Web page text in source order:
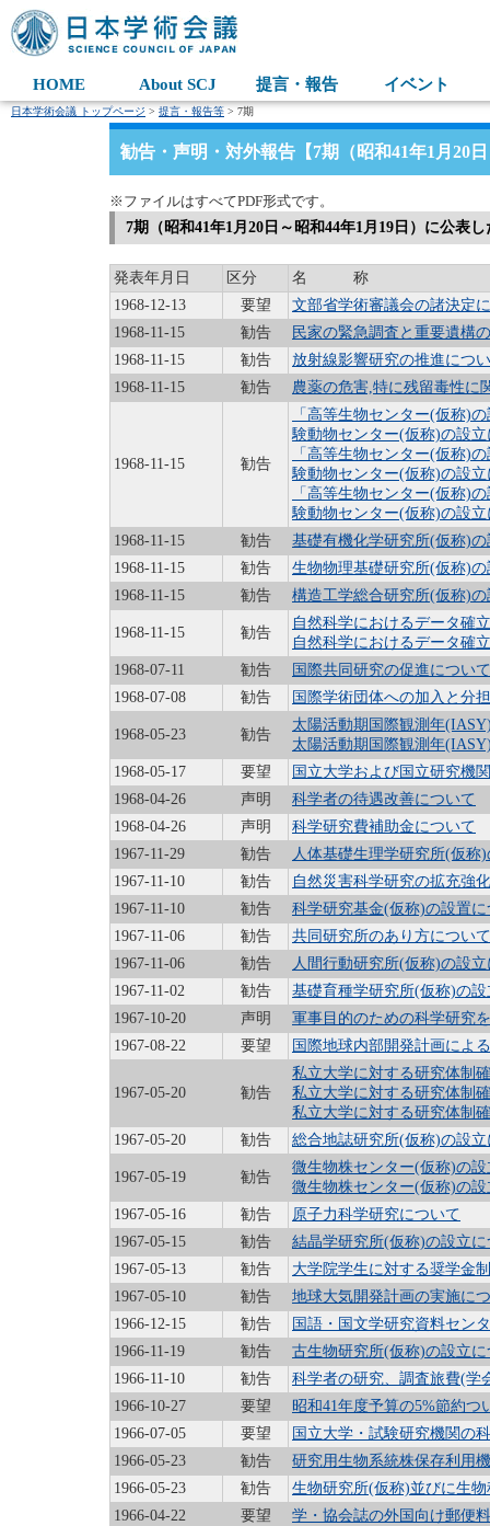
HOME About SCJ 提言・報告 イベント
日本学術会議 トップページ > 提言・報告等 > 7期
勧告・声明・対外報告【7期（昭和41年1月20
※ファイルはすべてPDF形式です。
7期（昭和41年1月20日～昭和44年1月19日）に公表
発表年月日 区分
名 称
1968-12-13
要望
文部省学術審議会の諸決定
1968-11-15
勧告
民家の緊急調査と重要遺構
1968-11-15
勧告
放射線影響研究の推進につ
1968-11-15
勧告 農薬の危害,特に残留毒性に
1968-11-15 勧告
「高等生物センター(仮称)
験動物センター(仮称)の設
「高等生物センター(仮称)
験動物センター(仮称)の設
「高等生物センター(仮称)
験動物センター(仮称)の設
1968-11-15
勧告
基礎有機化学研究所(仮称)
1968-11-15
勧告
生物物理基礎研究所(仮称)
1968-11-15
勧告 構造工学総合研究所(仮称)
1968-11-15 勧告
自然科学におけるデータ確
自然科学におけるデータ確
1968-07-11
勧告
国際共同研究の促進について
1968-07-08
勧告 国際学術団体への加入と分
1968-05-23 勧告
太陽活動期国際観測年
太陽活動期国際観測年
1968-05-17
要望
国立大学および国立研究機
1968-04-26
声明
科学者の待遇改善について
1968-04-26
声明
科学研究費補助金について
1967-11-29
勧告
人体基礎生理学研究所(仮称
1967-11-10
勧告
自然災害科学研究の拡充強
1967-11-10
勧告
科学研究基金(仮称)の設置に
1967-11-06
勧告
共同研究所のあり方について
1967-11-06
勧告
人間行動研究所(仮称)の設
1967-11-02
勧告
基礎育種学研究所(仮称)の
1967-10-20
声明
軍事目的のための科学研究
1967-08-22
要望 国際地球内部開発計画によ
1967-05-20 勧告
私立大学に対する研究体制
私立大学に対する研究体制
私立大学に対する研究体制
1967-05-20
勧告 総合地誌研究所(仮称)の設
1967-05-19 勧告
微生物株センター(仮称)の
微生物株センター(仮称)の
1967-05-16
勧告
原子力科学研究について
1967-05-15
勧告
結晶学研究所(仮称)の設立に
1967-05-13
勧告
大学院学生に対する奨学金
1967-05-10
勧告
地球大気開発計画の実施に
1966-12-15
勧告
国語・国文学研究資料セン
1966-11-19
勧告
古生物研究所(仮称)の設立に
1966-11-10
勧告
科学者の研究、調査旅費(学
1966-10-27
要望
昭和41年度予算の5%節約つ
1966-07-05
要望
国立大学・試験研究機関の
1966-05-23
勧告
研究用生物系統株保存利用
1966-05-23
勧告
生物研究所(仮称)並びに生
1966-04-22
要望 学・協会誌の外国向け郵便